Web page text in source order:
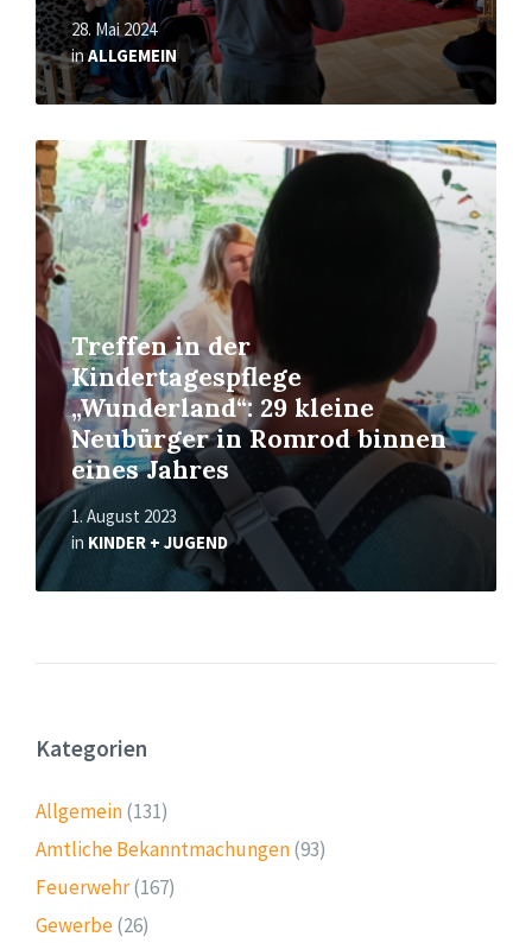
28. Mai 2024
inALLGEMEIN
Treffen in der
Kindertagespflege
„Wunderland“: 29 kleine
Neubürger in Romrod binnen
eines Jahres
1. August 2023
in KINDER + JUGEND
Read
More
Kategorien
Allgemein(131)
Amtliche Bekanntmachungen(93)
Feuerwehr(167)
Gewerbe(26)